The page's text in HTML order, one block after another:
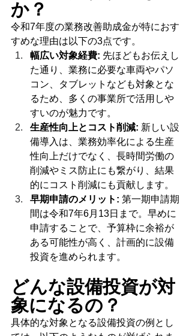
か？
令和7年度の業務改善助成金が特におす
すめな理由は以下の3点です。
幅広い対象経費: 先ほどもお伝えし
た通り、業務に必要な車両やパソ
コン、タブレットなども対象とな
るため、多くの事業所で活用しや
すいのが魅力です。
生産性向上とコスト削減: 新しい設
備導入は、業務効率化による生産
性向上だけでなく、長時間労働の
削減やミス防止にも繋がり、結果
的にコスト削減にも貢献します。
早期申請のメリット: 第一期申請期
間は令和7年6月13日まで。早めに
申請することで、予算枠に余裕が
ある可能性が高く、計画的に設備
投資を進められます。
どんな設備投資が対
象になるの？
具体的な対象となる設備投資の例とし